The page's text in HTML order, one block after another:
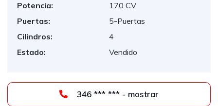
Potencia:
170 CV
Puertas:
5-Puertas
Cilindros:
4
Estado:
Vendido
346 *** *** - mostrar